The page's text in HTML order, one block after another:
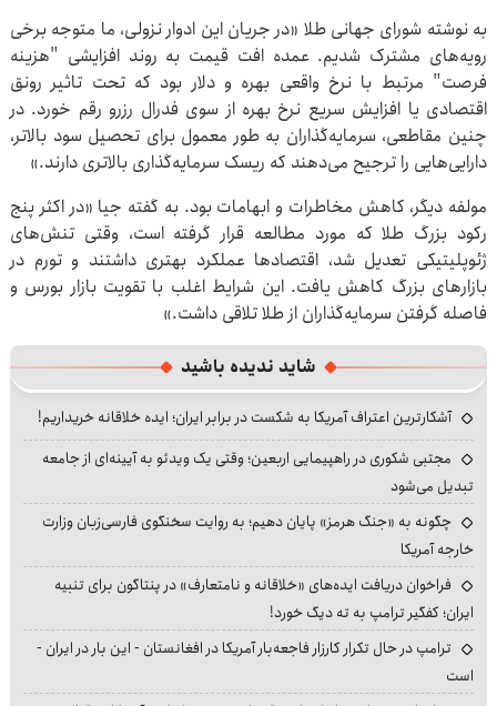
به نوشته شورای جهانی طلا «در جریان این ادوار نزولی، ما متوجه برخی
رویه‌های مشترک شدیم. عمده افت قیمت به روند افزایشی "هزینه
فرصت" مرتبط با نرخ واقعی بهره و دلار بود که تحت تاثیر رونق
اقتصادی یا افزایش سریع نرخ بهره از سوی فدرال رزرو رقم خورد. در
چنین مقاطعی، سرمایه‌گذاران به طور معمول برای تحصیل سود بالاتر،
دارایی‌هایی را ترجیح می‌دهند که ریسک سرمایه‌گذاری بالاتری دارند.»
مولفه دیگر، کاهش مخاطرات و ابهامات بود. به گفته جیا «در اکثر پنج
رکود بزرگ طلا که مورد مطالعه قرار گرفته است، وقتی تنش‌های
ژئوپلیتیکی تعدیل شد، اقتصادها عملکرد بهتری داشتند و تورم در
بازارهای بزرگ کاهش یافت. این شرایط اغلب با تقویت بازار بورس و
فاصله گرفتن سرمایه‌گذاران از طلا تلاقی داشت.»
شاید ندیده باشید
آشکارترین اعتراف آمریکا به شکست در برابر ایران؛ ایده خلاقانه خریداریم!
مجتبی شکوری در راهپیمایی اربعین؛ وقتی یک ویدئو به آیینه‌ای از جامعه
تبدیل می‌شود
چگونه به «جنگ هرمز» پایان دهیم؛ به روایت سخنگوی فارسی‌زبان وزارت
خارجه آمریکا
فراخوان دریافت ایده‌های «خلاقانه و نامتعارف» در پنتاگون برای تنبیه
ایران؛ کفگیر ترامپ به ته دیگ خورد!
ترامپ در حال تکرار کارزار فاجعه‌بار آمریکا در افغانستان - این بار در ایران -
است